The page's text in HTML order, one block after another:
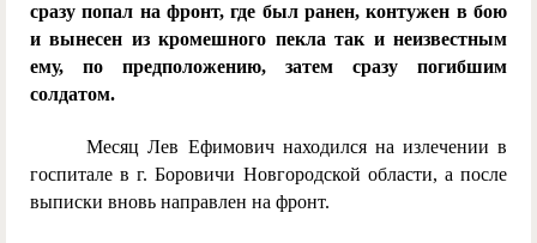
сразу попал на фронт, где был ранен, контужен в бою
и вынесен из кромешного пекла так и неизвестным
ему, по предположению, затем сразу погибшим
солдатом.
Месяц Лев Ефимович находился на излечении в
госпитале в г. Боровичи Новгородской области, а после
выписки вновь направлен на фронт.